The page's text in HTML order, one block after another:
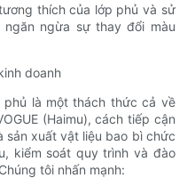
thích của lớp phủ và sử
ngừa sự thay đổi màu
doanh
là một thách thức cả về
(Haimu), cách tiếp cận
sản xuất vật liệu bao bì chức
kiểm soát quy trình và đào
tôi nhấn mạnh: